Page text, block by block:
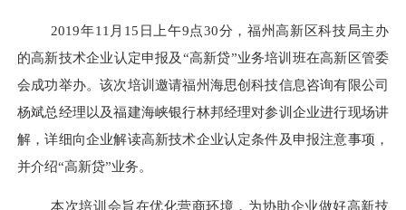
2019年11月15日上午9点30分，福州高新区科技局主办
的高新技术企业认定申报及“高新贷”业务培训班在高新区管委
会成功举办。该次培训邀请福州海思创科技信息咨询有限公司
杨斌总经理以及福建海峡银行林邦经理对参训企业进行现场讲
解，详细向企业解读高新技术企业认定条件及申报注意事项，
并介绍“高新贷”业务。
本次培训会旨在优化营商环境，为协助企业做好高新技